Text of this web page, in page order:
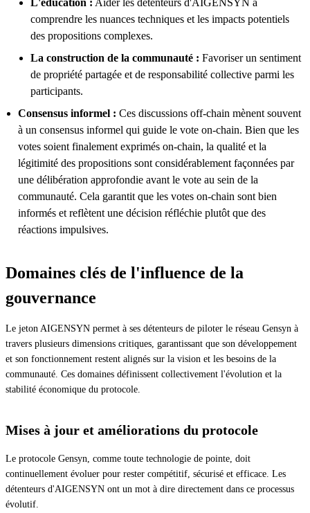
comprendre les nuances techniques et les impacts potentiels
des propositions complexes.
La construction de la communauté : Favoriser un sentiment
de propriété partagée et de responsabilité collective parmi les
participants.
Consensus informel : Ces discussions off-chain mènent souvent
à un consensus informel qui guide le vote on-chain. Bien que les
votes soient finalement exprimés on-chain, la qualité et la
légitimité des propositions sont considérablement façonnées par
une délibération approfondie avant le vote au sein de la
communauté. Cela garantit que les votes on-chain sont bien
informés et reflètent une décision réfléchie plutôt que des
réactions impulsives.
Domaines clés de l'influence de la
gouvernance
Le jeton AIGENSYN permet à ses détenteurs de piloter le réseau Gensyn à
travers plusieurs dimensions critiques, garantissant que son développement
et son fonctionnement restent alignés sur la vision et les besoins de la
communauté. Ces domaines définissent collectivement l'évolution et la
stabilité économique du protocole.
Mises à jour et améliorations du protocole
Le protocole Gensyn, comme toute technologie de pointe, doit
continuellement évoluer pour rester compétitif, sécurisé et efficace. Les
détenteurs d'AIGENSYN ont un mot à dire directement dans ce processus
évolutif.